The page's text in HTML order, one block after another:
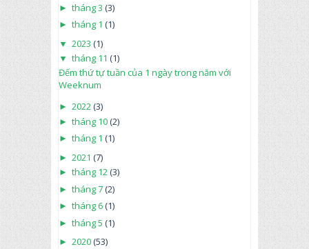
► tháng 3 (3)
► tháng 1 (1)
▼ 2023 (1)
▼ tháng 11 (1)
Đếm thứ tự tuần của 1 ngày trong năm với
Weeknum
► 2022(3)
► tháng 10(2)
► tháng 1 (1)
► 2021 (7)
► tháng 12(3)
► tháng 7(2)
► tháng 6(1)
► tháng 5 (1)
► 2020(53)